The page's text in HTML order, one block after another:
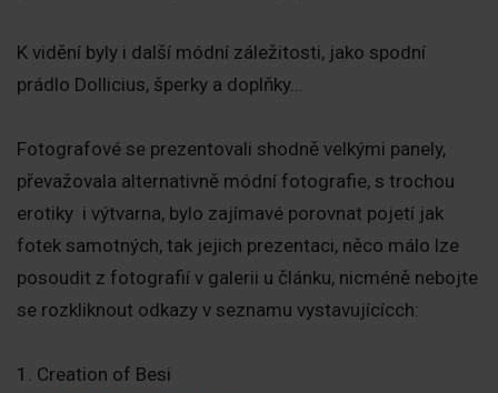
K vidění byly i další módní záležitosti, jako spodní
prádlo Dollicius, šperky a doplňky…
Fotografové se prezentovali shodně velkými panely,
převažovala alternativně módní fotografie, s trochou
erotiky i výtvarna, bylo zajímavé porovnat pojetí jak
fotek samotných, tak jejich prezentaci, něco málo lze
posoudit z fotografií v galerii u článku, nicméně nebojte
se rozkliknout odkazy v seznamu vystavujícícch:
1. Creation of Besi